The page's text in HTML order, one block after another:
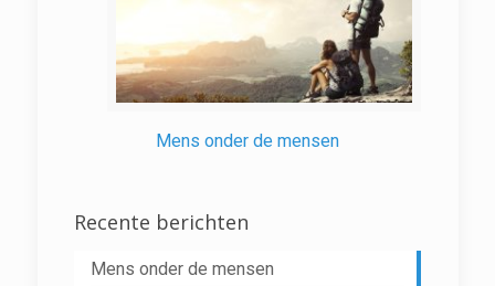
Mens onder de mensen
Recente berichten
Mens onder de mensen